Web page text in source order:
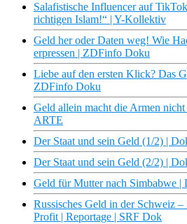
Salafistische Influencer auf
richtigen Islam!“ | Y-Kollektiv
Geld her oder Daten weg! Wie
erpressen | ZDFinfo Doku
Liebe auf den ersten Klick? Das
ZDFinfo Doku
Geld allein macht die Armen
ARTE
Der Staat und sein Geld (1/2) |
Der Staat und sein Geld (2/2) |
Geld für Mutter nach Simbabwe
Russisches Geld in der Schweiz
Profit | Reportage | SRF Dok